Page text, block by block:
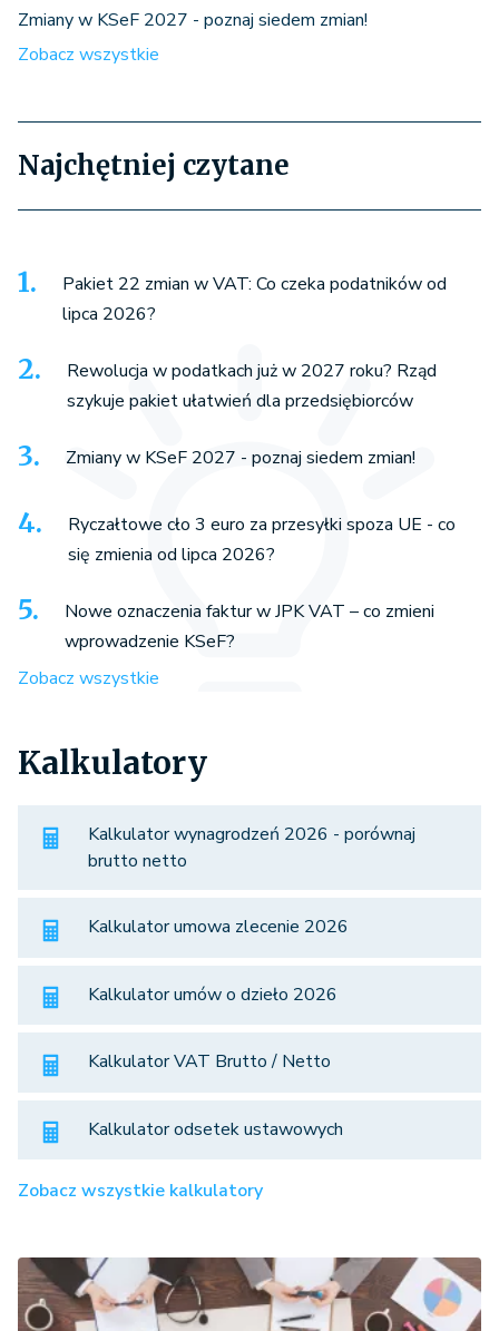
Zmiany w KSeF 2027 - poznaj siedem zmian!
Zobacz wszystkie
Najchętniej czytane
Pakiet 22 zmian w VAT: Co czeka podatników od
lipca 2026?
Rewolucja w podatkach już w 2027 roku? Rząd
szykuje pakiet ułatwień dla przedsiębiorców
Zmiany w KSeF 2027 - poznaj siedem zmian!
Ryczałtowe cło 3 euro za przesyłki spoza UE - co
się zmienia od lipca 2026?
Nowe oznaczenia faktur w JPK VAT – co zmieni
wprowadzenie KSeF?
Zobacz wszystkie
Kalkulatory
Kalkulator wynagrodzeń 2026 - porównaj
brutto netto
Kalkulator umowa zlecenie 2026
Kalkulator umów o dzieło 2026
Kalkulator VAT Brutto / Netto
Kalkulator odsetek ustawowych
Zobacz wszystkie kalkulatory